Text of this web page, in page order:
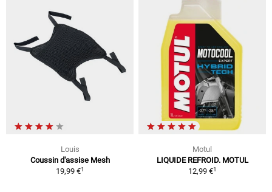
Louis
Coussin d'assise Mesh
19,99 €1
Motul
LIQUIDE REFROID. MOTUL
12,99 €1